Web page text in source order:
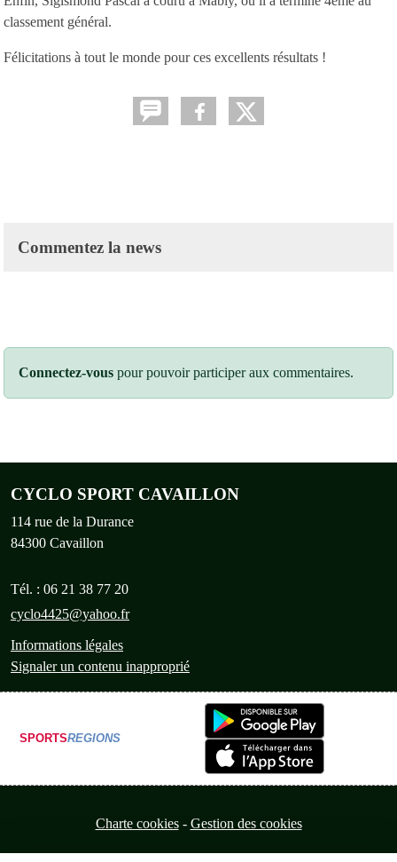
classement général.
Félicitations à tout le monde pour ces excellents résultats !
Commentez la news
Connectez-vous pour pouvoir participer aux commentaires.
CYCLO SPORT CAVAILLON
114 rue de la Durance
84300 Cavaillon
Tél. : 06 21 38 77 20
cyclo4425@yahoo.fr
Informations légales
Signaler un contenu inapproprié
SPORTSREGIONS
Charte cookies Gestion des cookies